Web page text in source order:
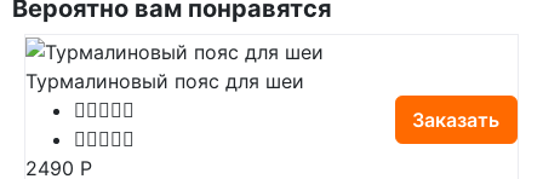
Вероятно вам понравятся
Турмалиновый пояс для шеи
Заказать
2490 Р